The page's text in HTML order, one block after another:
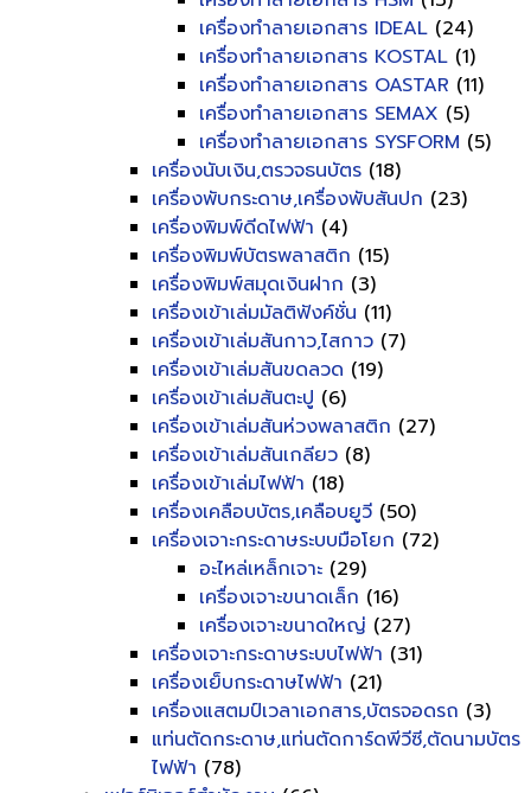
เครื่องทำลายเอกสาร IDEAL (24)
เครื่องทำลายเอกสาร KOSTAL (1)
เครื่องทำลายเอกสาร OASTAR (11)
เครื่องทำลายเอกสาร SEMAX (5)
เครื่องทำลายเอกสาร SYSFORM (5)
เครื่องนับเงิน,ตรวจธนบัตร (18)
เครื่องพับกระดาษ,เครื่องพับสันปก (23)
เครื่องพิมพ์ดีดไฟฟ้า (4)
เครื่องพิมพ์บัตรพลาสติก (15)
เครื่องพิมพ์สมุดเงินฝาก (3)
เครื่องเข้าเล่มมัลติฟังค์ชั่น (11)
เครื่องเข้าเล่มสันกาว,ไสกาว (7)
เครื่องเข้าเล่มสันขดลวด (19)
เครื่องเข้าเล่มสันตะปู (6)
เครื่องเข้าเล่มสันห่วงพลาสติก (27)
เครื่องเข้าเล่มสันเกลียว (8)
เครื่องเข้าเล่มไฟฟ้า (18)
เครื่องเคลือบบัตร,เคลือบยูวี (50)
เครื่องเจาะกระดาษระบบมือโยก (72)
อะไหล่เหล็กเจาะ (29)
เครื่องเจาะขนาดเล็ก (16)
เครื่องเจาะขนาดใหญ่ (27)
เครื่องเจาะกระดาษระบบไฟฟ้า (31)
เครื่องเย็บกระดาษไฟฟ้า (21)
เครื่องแสตมป์เวลาเอกสาร,บัตรจอดรถ (3)
แท่นตัดกระดาษ,แท่นตัดการ์ดพีวีซี,ตัดนามบัตร
ไฟฟ้า (78)